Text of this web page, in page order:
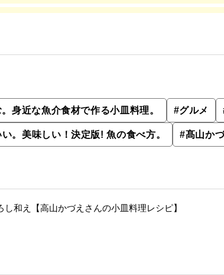
身近な魚介食材で作る小皿料理。 #グルメ
。美味しい！決定版! 魚の食べ方。 #髙山か
和え【高山かづえさんの小皿料理レシピ】